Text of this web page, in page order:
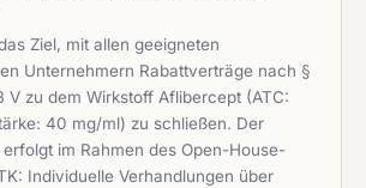
Ziel, mit allen geeigneten
Unternehmern Rabattverträge nach §
V zu dem Wirkstoff Aflibercept (ATC:
40 mg/ml) zu schließen. Der
im Rahmen des Open-House-
Individuelle Verhandlungen über